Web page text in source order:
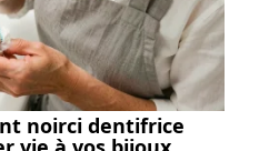
noirci dentifrice